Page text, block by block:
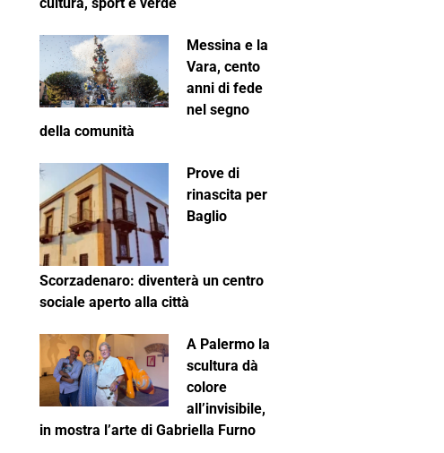
Messina e la
Vara, cento
anni di fede
nel segno
della comunità
Prove di
rinascita per
Baglio
Scorzadenaro: diventerà un centro
sociale aperto alla città
A Palermo la
scultura dà
colore
all’invisibile,
in mostra l’arte di Gabriella Furno